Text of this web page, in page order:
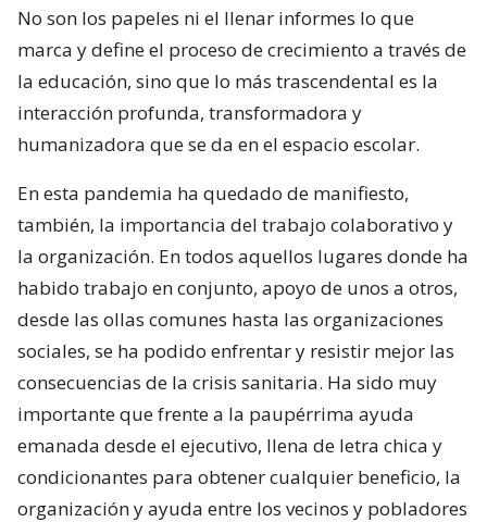
No son los papeles ni el llenar informes lo que
marca y define el proceso de crecimiento a través de
la educación, sino que lo más trascendental es la
interacción profunda, transformadora y
humanizadora que se da en el espacio escolar.
En esta pandemia ha quedado de manifiesto,
también, la importancia del trabajo colaborativo y
la organización. En todos aquellos lugares donde ha
habido trabajo en conjunto, apoyo de unos a otros,
desde las ollas comunes hasta las organizaciones
sociales, se ha podido enfrentar y resistir mejor las
consecuencias de la crisis sanitaria. Ha sido muy
importante que frente a la paupérrima ayuda
emanada desde el ejecutivo, llena de letra chica y
condicionantes para obtener cualquier beneficio, la
organización y ayuda entre los vecinos y pobladores